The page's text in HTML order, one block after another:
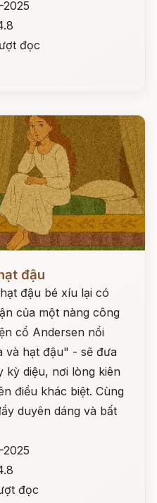
2025
đọc
đậu
đậu bé xíu lại có
của một nàng công
cổ Andersen nổi
và hạt đậu" - sẽ đưa
kỳ diệu, nơi lòng kiên
điều khác biệt. Cùng
duyên dáng và bất
2025
đọc